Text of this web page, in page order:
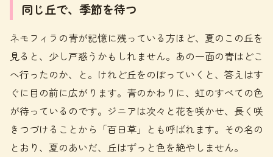
同じ丘で、季節を待つ
ネモフィラの青が記憶に残っている方ほど、夏のこの丘を
見ると、少し戸惑うかもしれません。あの一面の青はどこ
へ行ったのか、と。けれど丘をのぼっていくと、答えはす
ぐに目の前に広がります。青のかわりに、虹のすべての色
が待っているのです。ジニアは次々と花を咲かせ、長く咲
きつづけることから「百日草」とも呼ばれます。その名の
とおり、夏のあいだ、丘はずっと色を絶やしません。